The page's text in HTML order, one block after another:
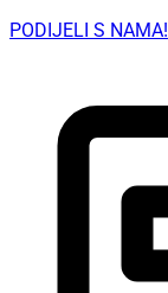
PODIJELI S NAMA!